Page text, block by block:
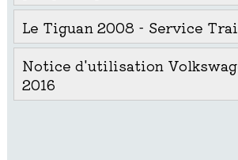
Le Tiguan 2008 - Service
Notice d'utilisation
2016